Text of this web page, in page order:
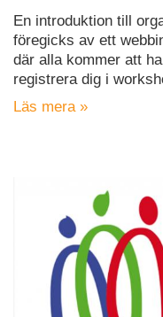
En introduktion till
föregicks av ett
där alla kommer att
registrera dig i
Läs mera »